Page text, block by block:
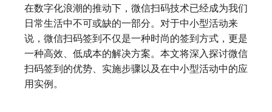
在数字化浪潮的推动下，微信扫码技术已经成为我们
日常生活中不可或缺的一部分。对于中小型活动来
说，微信扫码签到不仅是一种时尚的签到方式，更是
一种高效、低成本的解决方案。本文将深入探讨微信
扫码签到的优势、实施步骤以及在中小型活动中的应
用实例。